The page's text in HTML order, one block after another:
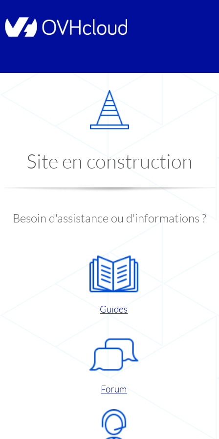
Site en construction
Besoin d'assistance ou d'informations ?
Guides
Forum